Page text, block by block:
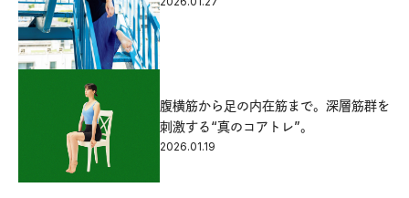
腹横筋から足の内在筋まで。深層筋群を
刺激する“真のコアトレ”。
2026.01.19